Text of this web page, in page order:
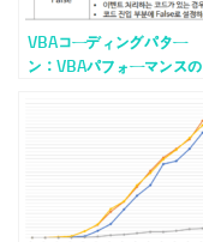
VBAコーディングパター
ン：VBAパフォーマンスの